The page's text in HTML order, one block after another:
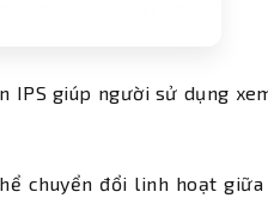
IPS giúp người sử dụng
chuyển đổi linh hoạt giữa